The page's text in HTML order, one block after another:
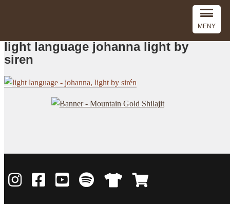
MENY
light language johanna light by
siren